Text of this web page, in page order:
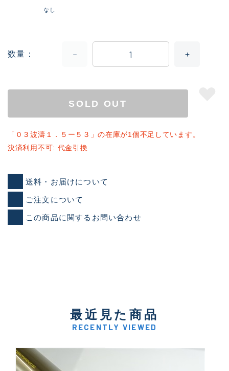
なし
数量
SOLD OUT
「０３波濤１．５ー５３」の在庫が1個不足しています。
決済利用不可: 代金引換
送料・お届けについて
ご注文について
この商品に関するお問い合わせ
最近見た商品
RECENTLY VIEWED